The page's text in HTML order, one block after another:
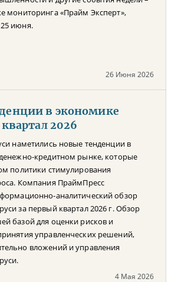
мониторинга «Прайм Эксперт»,
июня.
26 Июня 2026
в экономике
2026
наметились новые тенденции в
кредитном рынке, которые
политики стимулирования
Компания ПраймПресс
аналитический обзор
за первый квартал 2026 г. Обзор
базой для оценки рисков и
управленческих решений,
вложений и управления
4 Мая 2026